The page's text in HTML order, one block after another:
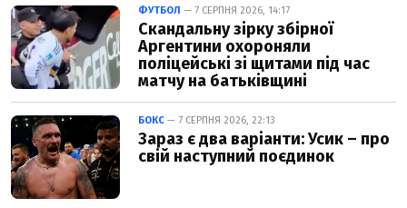
ФУТБОЛ — 7 СЕРПНЯ 2026, 14:17
Скандальну зірку збірної
Аргентини охороняли
поліцейські зі щитами під час
матчу на батьківщині
БОКС — 7 СЕРПНЯ 2026, 22:13
Зараз є два варіанти: Усик – про
свій наступний поєдинок